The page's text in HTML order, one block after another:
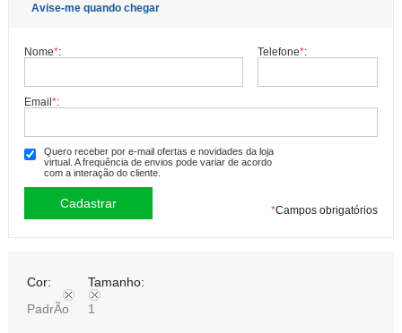
Avise-me quando chegar
Nome*: Telefone*:
Email*:
Quero receber por e-mail ofertas e novidades da loja
virtual. A frequência de envios pode variar de acordo
com a interação do cliente.
*Campos obrigatórios
Cor:
PadrÃo
Tamanho:
1